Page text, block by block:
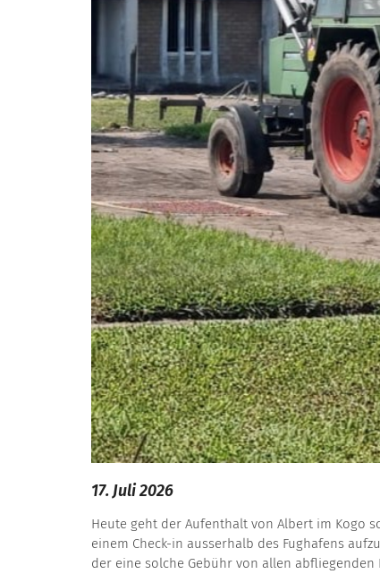
17. Juli 2026
Heute geht der Aufenthalt von Albert im Kogo
einem Check-in ausserhalb des Fughafens
der eine solche Gebühr von allen